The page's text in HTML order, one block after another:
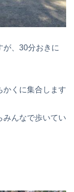
が、30分おきに
かくに集合します
みんなで歩いてい